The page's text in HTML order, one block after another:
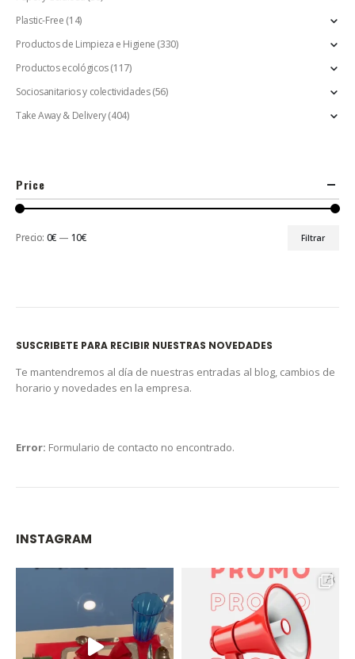
Plastic-Free (14)
Productos de Limpieza e Higiene (330)
Productos ecológicos(117)
Sociosanitarios y colectividades (56)
Take Away & Delivery(404)
Price
Filtrar
Precio: 0€ — 10€
SUSCRIBETE PARA RECIBIR NUESTRAS NOVEDADES
Te mantendremos al día de nuestras entradas al blog, cambios de
horario y novedades en la empresa.
Error: Formulario de contacto no encontrado.
INSTAGRAM